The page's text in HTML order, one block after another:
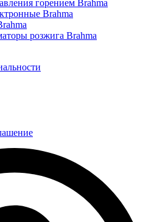
горением Brahma
Brahma
розжига Brahma